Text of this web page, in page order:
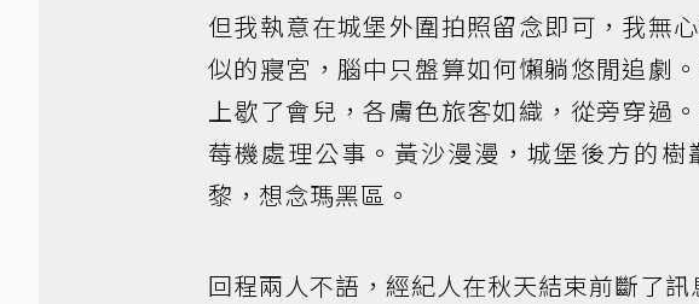
但我執意在城堡外圍拍照留念即可，我無
似的寢宮，腦中只盤算如何懶躺悠閒追劇
上歇了會兒，各膚色旅客如織，從旁穿過
莓機處理公事。黃沙漫漫，城堡後方的
黎，想念瑪黑區。
回程兩人不語，經紀人在秋天結束前斷了訊